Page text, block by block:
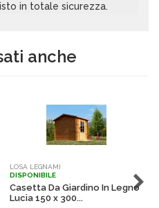
in totale sicurezza.
anche
LOSA LEGNAMI
DISPONIBILE
Casetta Da Giardino In Legno
Lucia 150 x 300...